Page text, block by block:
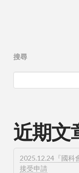
搜尋
近期文
2025.12.24『國科
接受申請